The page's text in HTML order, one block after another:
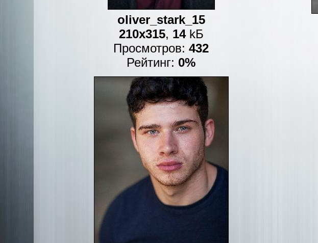
oliver_stark_15
210x315, 14kБ
Просмотров:432
Рейтинг: 0%